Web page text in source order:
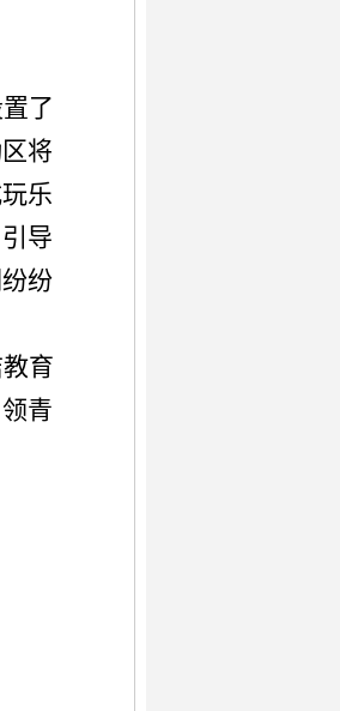
了
将
乐
导
纷
育
青